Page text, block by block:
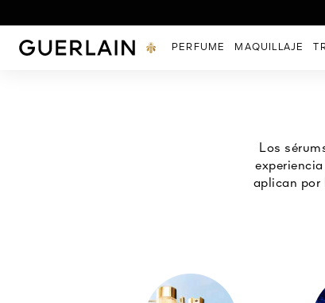
Guerlain - (Volver a la página de inicio)
PERFUME MAQUILLAJE
Los
aplican por